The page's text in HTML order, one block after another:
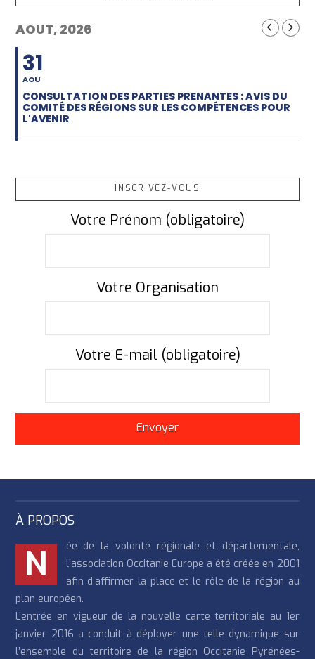
AOUT, 2026
31
AOU
CONSULTATION DES PARTIES PRENANTES : AVIS DU
COMITÉ DES RÉGIONS SUR LES COMPÉTENCES POUR
L'AVENIR
INSCRIVEZ-VOUS
Votre Prénom (obligatoire)
Votre Organisation
Votre E-mail (obligatoire)
À PROPOS
N
ée de la volonté régionale et départementale,
l’association Occitanie Europe a été créée en 2001
afin d’affirmer la place et le rôle de la région au
plan européen.
L’entrée en vigueur de la nouvelle carte territoriale au 1er
janvier 2016 a conduit à déployer une telle dynamique sur
l’ensemble du territoire de la région Occitanie Pyrénées-